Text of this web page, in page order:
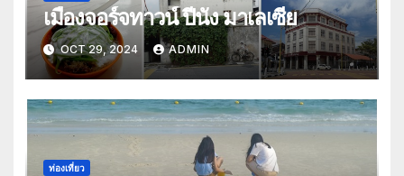
เมืองจอร์จทาวน์ ปีนัง มาเลเซีย
OCT 29, 2024 ADMIN
ท่องเที่ยว